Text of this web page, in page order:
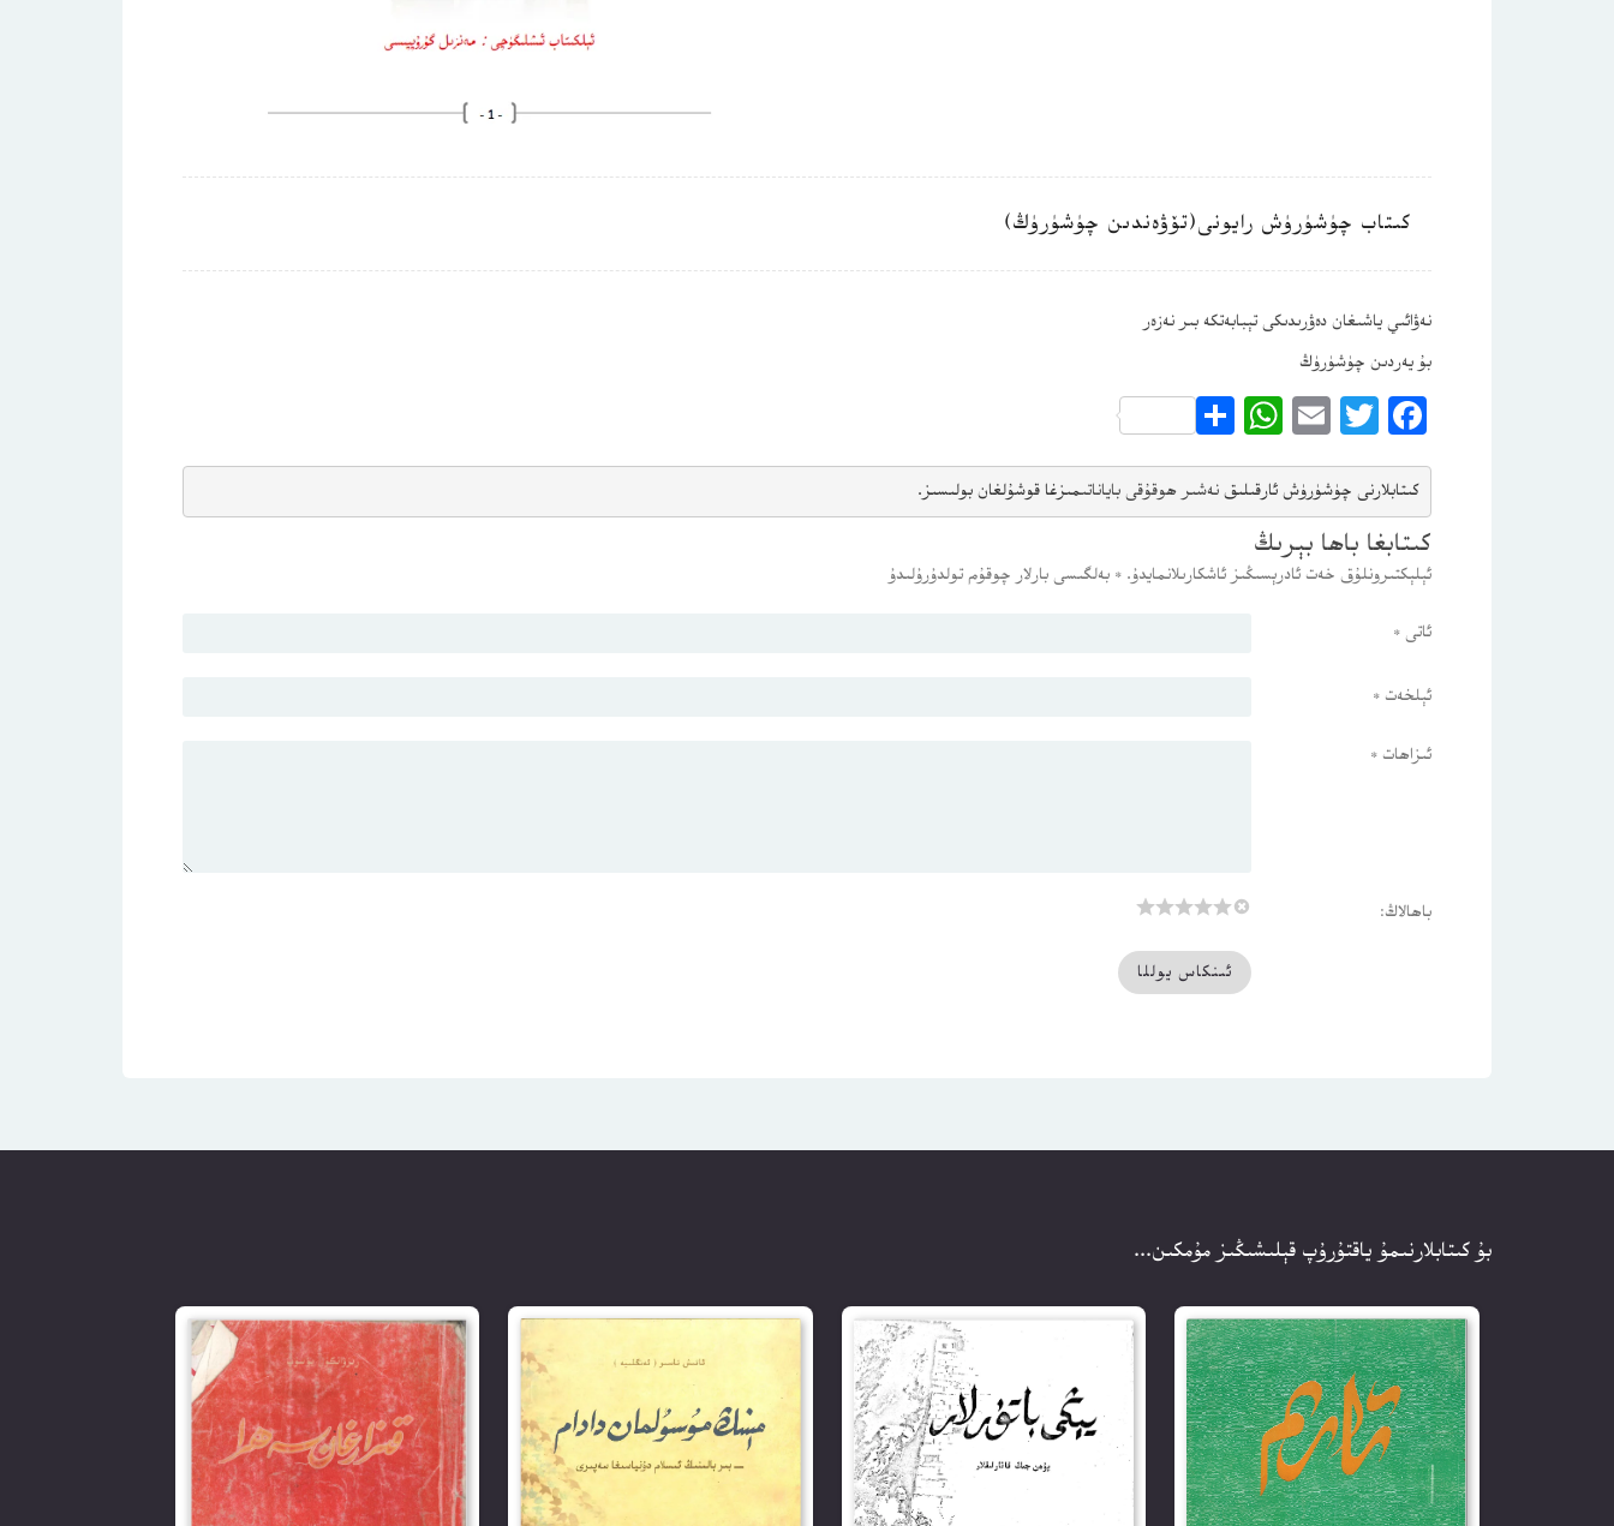
كىتاب چۈشۈرۈش رايونى(تۆۋەندىن چۈشۈرۈڭ)
نەۋائىي ياشىغان دەۋرىدىكى تېبابەتكە بىر نەزەر
بۇ يەردىن چۈشۈرۈڭ
Facebook
Twitter
Email
WhatsApp
Share
كىتابلارنى چۈشۈرۈش ئارقىلىق نەشىر ھوقۇقى باياناتىمىزغا قوشۇلغان بولىسىز.
كىتابغا باھا بېرىڭ
ئېلېكتىرونلۇق خەت ئادرېسىڭىز ئاشكارىلانمايدۇ. * بەلگىسى بارلار چوقۇم تولدۇرۇلىدۇ
ئاتى *
ئېلخەت *
ئىزاھات *
باھالاڭ:
بۇ كىتابلارنىمۇ ياقتۇرۇپ قېلىشىڭىز مۇمكىن...